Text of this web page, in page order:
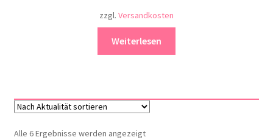
zzgl. Versandkosten
Weiterlesen
Alle 6 Ergebnisse werden angezeigtNach